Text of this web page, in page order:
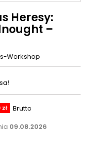
Heresy:
–
Workshop
Brutto
09.08.2026